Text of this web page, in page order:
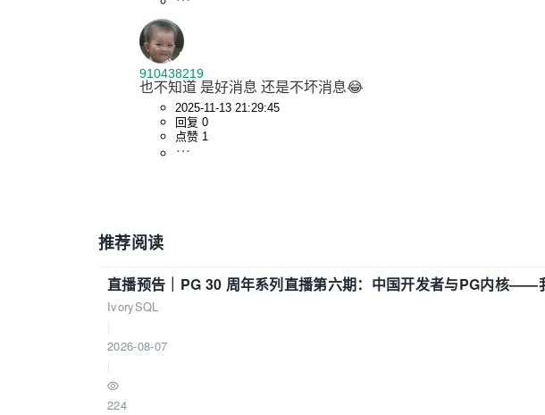
910438219
也不知道 是好消息 还是不坏消息😂
2025-11-13 21:29:45
回复 0
点赞 1
推荐阅读
直播预告｜PG 30 周年系列直播第六期：中国开发者与PG内核——
IvorySQL
2026-08-07
224